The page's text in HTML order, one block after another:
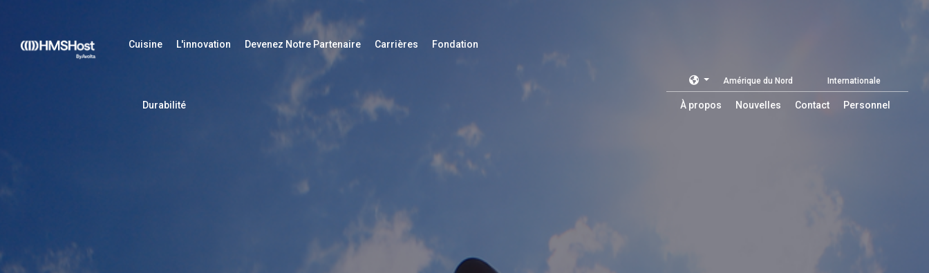
Cuisine L'innovation Devenez Notre Partenaire Carrières Fondation
Durabilité À propos Nouvelles Contact Personnel
Amérique du Nord Internationale